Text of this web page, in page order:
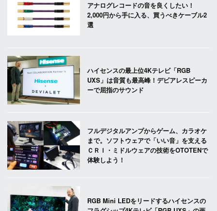
アナログレコードの音を良くしたい！
2,000円から手に入る、買うべきケーブル2
選
ハイセンスの最上位4Kテレビ「RGB
UXS」は音質も最高峰！デビアレスピーカ
ーで屈指のサウンド
フルデジタルアンプからゲーム、カラオケ
まで。ソフトウェアで「いい音」を支える
ＣＲＩ・ミドルウェアの技術をOTOTENで
体験しよう！
RGB Mini LEDをリードするハイセンスの